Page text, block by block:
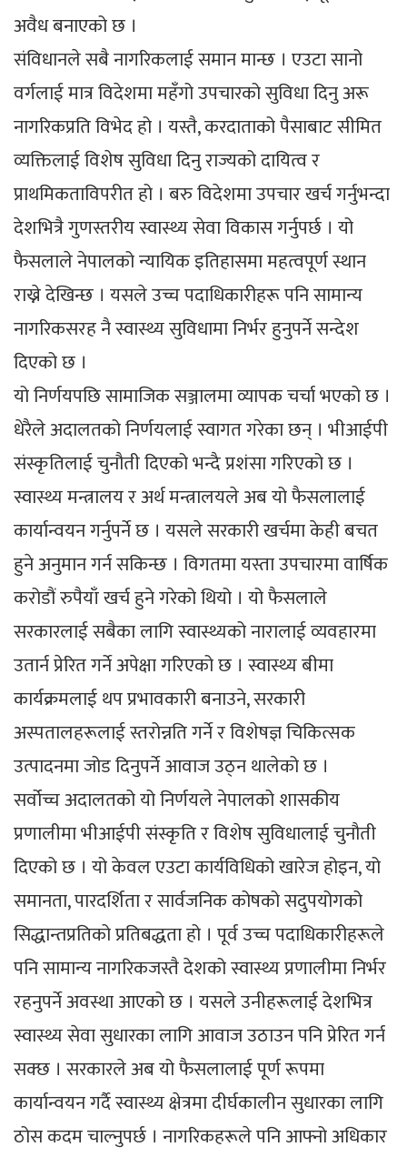
अवैध बनाएको छ ।
संविधानले सबै नागरिकलाई समान मान्छ । एउटा सानो
वर्गलाई मात्र विदेशमा महँगो उपचारको सुविधा दिनु अरू
नागरिकप्रति विभेद हो । यस्तै, करदाताको पैसाबाट सीमित
व्यक्तिलाई विशेष सुविधा दिनु राज्यको दायित्व र
प्राथमिकताविपरीत हो । बरु विदेशमा उपचार खर्च गर्नुभन्दा
देशभित्रै गुणस्तरीय स्वास्थ्य सेवा विकास गर्नुपर्छ । यो
फैसलाले नेपालको न्यायिक इतिहासमा महत्वपूर्ण स्थान
राख्ने देखिन्छ । यसले उच्च पदाधिकारीहरू पनि सामान्य
नागरिकसरह नै स्वास्थ्य सुविधामा निर्भर हुनुपर्ने सन्देश
दिएको छ ।
यो निर्णयपछि सामाजिक सञ्जालमा व्यापक चर्चा भएको छ ।
धेरैले अदालतको निर्णयलाई स्वागत गरेका छन् । भीआईपी
संस्कृतिलाई चुनौती दिएको भन्दै प्रशंसा गरिएको छ ।
स्वास्थ्य मन्त्रालय र अर्थ मन्त्रालयले अब यो फैसलालाई
कार्यान्वयन गर्नुपर्ने छ । यसले सरकारी खर्चमा केही बचत
हुने अनुमान गर्न सकिन्छ । विगतमा यस्ता उपचारमा वार्षिक
करोडौं रुपैयाँ खर्च हुने गरेको थियो । यो फैसलाले
सरकारलाई सबैका लागि स्वास्थ्यको नारालाई व्यवहारमा
उतार्न प्रेरित गर्ने अपेक्षा गरिएको छ । स्वास्थ्य बीमा
कार्यक्रमलाई थप प्रभावकारी बनाउने, सरकारी
अस्पतालहरूलाई स्तरोन्नति गर्ने र विशेषज्ञ चिकित्सक
उत्पादनमा जोड दिनुपर्ने आवाज उठ्न थालेको छ ।
सर्वोच्च अदालतको यो निर्णयले नेपालको शासकीय
प्रणालीमा भीआईपी संस्कृति र विशेष सुविधालाई चुनौती
दिएको छ । यो केवल एउटा कार्यविधिको खारेज होइन, यो
समानता, पारदर्शिता र सार्वजनिक कोषको सदुपयोगको
सिद्धान्तप्रतिको प्रतिबद्धता हो । पूर्व उच्च पदाधिकारीहरूले
पनि सामान्य नागरिकजस्तै देशको स्वास्थ्य प्रणालीमा निर्भर
रहनुपर्ने अवस्था आएको छ । यसले उनीहरूलाई देशभित्र
स्वास्थ्य सेवा सुधारका लागि आवाज उठाउन पनि प्रेरित गर्न
सक्छ । सरकारले अब यो फैसलालाई पूर्ण रूपमा
कार्यान्वयन गर्दै स्वास्थ्य क्षेत्रमा दीर्घकालीन सुधारका लागि
ठोस कदम चाल्नुपर्छ । नागरिकहरूले पनि आफ्नो अधिकार